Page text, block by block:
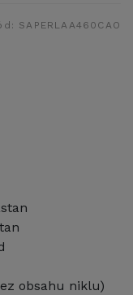
SAPERLAA460CAO
obsahu niklu)